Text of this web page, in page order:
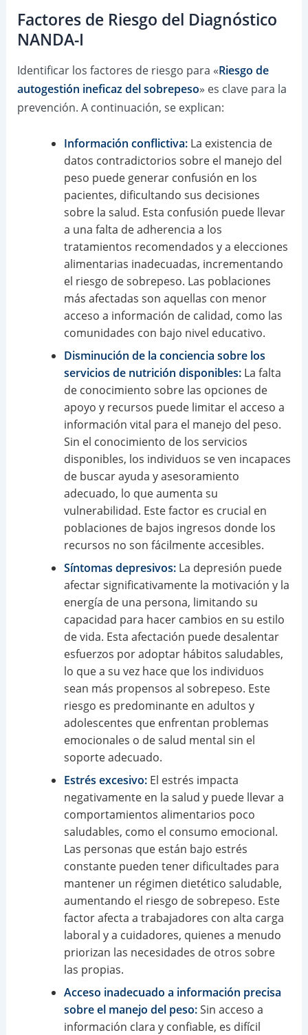
Factores de Riesgo del Diagnóstico
NANDA-I
Identificar los factores de riesgo para «Riesgo de
autogestión ineficaz del sobrepeso» es clave para la
prevención. A continuación, se explican:
Información conflictiva:La existencia de
datos contradictorios sobre el manejo del
peso puede generar confusión en los
pacientes, dificultando sus decisiones
sobre la salud. Esta confusión puede llevar
a una falta de adherencia a los
tratamientos recomendados y a elecciones
alimentarias inadecuadas, incrementando
el riesgo de sobrepeso. Las poblaciones
más afectadas son aquellas con menor
acceso a información de calidad, como las
comunidades con bajo nivel educativo.
Disminución de la conciencia sobre los
servicios de nutrición disponibles:La falta
de conocimiento sobre las opciones de
apoyo y recursos puede limitar el acceso a
información vital para el manejo del peso.
Sin el conocimiento de los servicios
disponibles, los individuos se ven incapaces
de buscar ayuda y asesoramiento
adecuado, lo que aumenta su
vulnerabilidad. Este factor es crucial en
poblaciones de bajos ingresos donde los
recursos no son fácilmente accesibles.
Síntomas depresivos:La depresión puede
afectar significativamente la motivación y la
energía de una persona, limitando su
capacidad para hacer cambios en su estilo
de vida. Esta afectación puede desalentar
esfuerzos por adoptar hábitos saludables,
lo que a su vez hace que los individuos
sean más propensos al sobrepeso. Este
riesgo es predominante en adultos y
adolescentes que enfrentan problemas
emocionales o de salud mental sin el
soporte adecuado.
Estrés excesivo:El estrés impacta
negativamente en la salud y puede llevar a
comportamientos alimentarios poco
saludables, como el consumo emocional.
Las personas que están bajo estrés
constante pueden tener dificultades para
mantener un régimen dietético saludable,
aumentando el riesgo de sobrepeso. Este
factor afecta a trabajadores con alta carga
laboral y a cuidadores, quienes a menudo
priorizan las necesidades de otros sobre
las propias.
Acceso inadecuado a información precisa
sobre el manejo del peso:Sin acceso a
información clara y confiable, es difícil